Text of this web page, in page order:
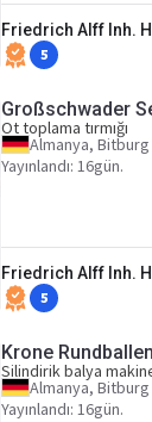
Friedrich Alff Inh.
5
Großschwader
Ot toplama tırmığı
Almanya, Bitburg
Yayınlandı: 16gün.
Friedrich Alff Inh.
5
Krone
Silindirik balya
Almanya, Bitburg
Yayınlandı: 16gün.